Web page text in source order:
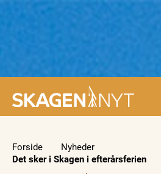
Forside
Nyheder
Det sker i Skagen i efterårsferien